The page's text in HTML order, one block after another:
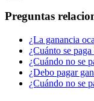
Preguntas
¿La ganancia
¿Cuánto se
¿Cuándo no se
¿Debo pagar
¿Cuándo no se